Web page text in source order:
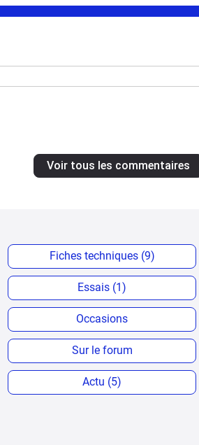
Voir tous les commentaires
Fiches techniques (9)
Essais (1)
Occasions
Sur le forum
Actu (5)